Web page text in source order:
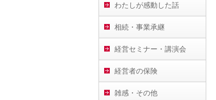
わたしが感動した話
相続・事業承継
経営セミナー・講演会
経営者の保険
雑感・その他